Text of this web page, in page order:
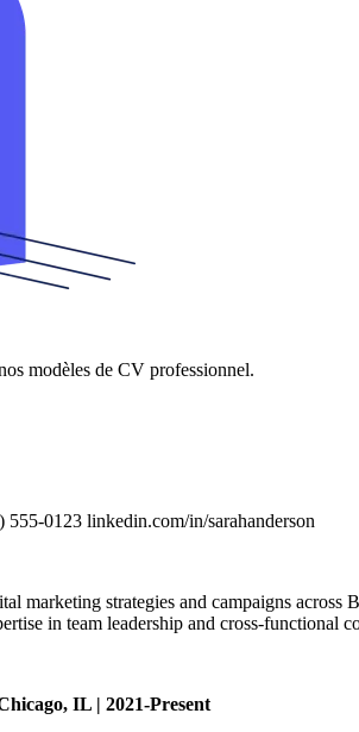
modèles de CV professionnel.
555-0123 linkedin.com/in/sarahanderson
strategies and campaigns
in team leadership and cross-functional
IL | 2021-Present